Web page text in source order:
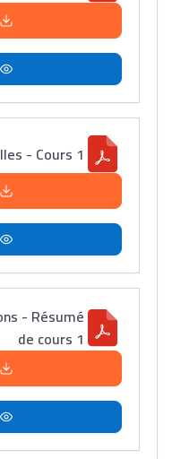
- Cours 1
- Résumé
de cours 1